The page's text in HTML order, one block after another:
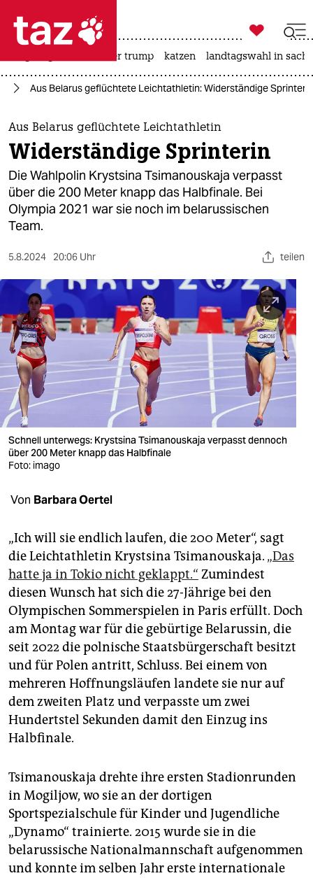
 taz zahl ich
taz zahl ich
themen
politik
öko
gesellschaft
kultur
sport
berlin
nord
wahrheit
verlag
verlag
veranstaltungen
unterstützen
abo
genossenschaft
epaper login

taz zahl ich
usa unter trump katzen landtagswahl in
Aus Belarus geflüchtete Leichtathletin: Widerständige Sprinterin
Aus Belarus geflüchtete Leichtathletin
Widerständige Sprinterin
Die Wahlpolin Krystsina Tsimanouskaja verpasst
über die 200 Meter knapp das Halbfinale. Bei
Olympia 2021 war sie noch im belarussischen
Team.
5.8.2024 20:06 Uhr teilen
Schnell unterwegs: Krystsina Tsimanouskaja verpasst dennoch
über 200 Meter knapp das Halbfinale
Foto: imago
Von Barbara Oertel
„Ich will sie endlich laufen, die 200 Meter“, sagt
die Leichtathletin Krystsina Tsimanouskaja. „Das
hatte ja in Tokio nicht geklappt.“ Zumindest
diesen Wunsch hat sich die 27-Jährige bei den
Olympischen Sommerspielen in Paris erfüllt. Doch
am Montag war für die gebürtige Belarussin, die
seit 2022 die polnische Staatsbürgerschaft besitzt
und für Polen antritt, Schluss. Bei einem von
mehreren Hoffnungsläufen landete sie nur auf
dem zweiten Platz und verpasste um zwei
Hundertstel Sekunden damit den Einzug ins
Halbfinale.
Tsimanouskaja drehte ihre ersten Stadionrunden
in Mogiljow, wo sie an der dortigen
Sportspezialschule für Kinder und Jugendliche
„Dynamo“ trainierte. 2015 wurde sie in die
belarussische Nationalmannschaft aufgenommen
und konnte im selben Jahr erste internationale